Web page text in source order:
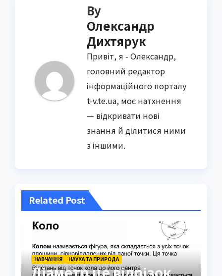
By
Олександр
Дихтярук
Привіт, я - Олександр,
головний редактор
інформаційного порталу
t-v.te.ua, моє натхнення
— відкривати нові
знання й ділитися ними
з іншими.
Related Post
НАВЧАННЯ НАУКА ТА ПРИРОДА
Діаметр це відрізок